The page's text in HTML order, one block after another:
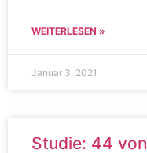
WEITERLESEN »
Januar 3, 2021
Studie: 44